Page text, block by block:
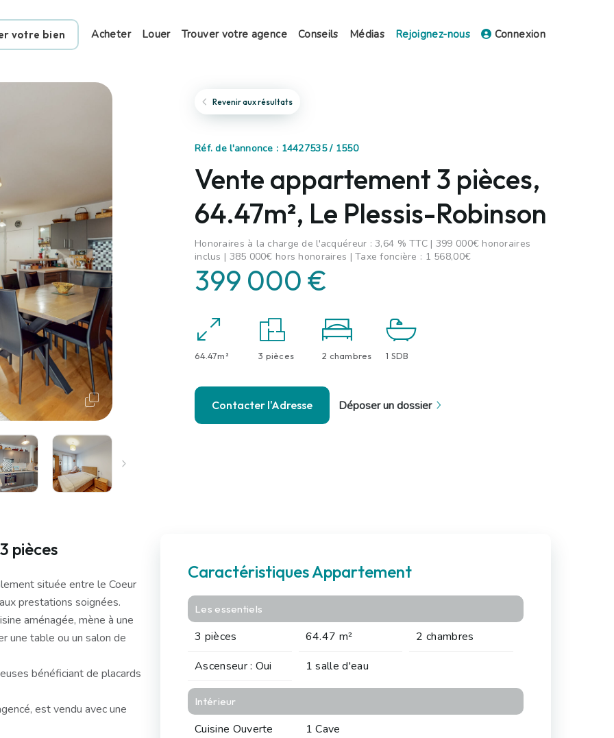
votre bien Acheter Louer Trouver votre agence Conseils Médias Rejoignez-nous Connexion
Revenir aux résultats
Réf. de l'annonce : 14427535 / 1550
Vente appartement 3 pièces,
64.47m², Le Plessis-Robinson
Honoraires à la charge de l'acquéreur : 3,64 % TTC | 399 000€ honoraires
inclus | 385 000€ hors honoraires | Taxe foncière : 1 568,00€
399 000 €
64.47m² 3 pièces 2 chambres 1 SDB
Contacter l'Adresse Déposer un dossier
pièces
située entre le Coeur
prestations soignées.
aménagée, mène à une
une table ou un salon de
bénéficiant de placards
est vendu avec une
Caractéristiques Appartement
Les essentiels
3 pièces 64.47 m²
2 chambres
Ascenseur : Oui
1 salle d'eau
Intérieur
Cuisine Ouverte
1 Cave